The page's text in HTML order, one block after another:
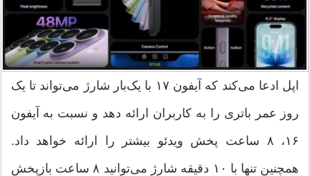
اپل ادعا می‌کند که آیفون ۱۷ با یک‌بار شارژ می‌تواند تا یک
روز عمر باتری را به کاربران ارائه دهد و نسبت به آیفون
۱۶، ۸ ساعت پخش ویدئو بیشتر را ارائه خواهد داد.
همچنین تنها با ۱۰ دقیقه شارژ می‌توانید ۸ ساعت بازپخش